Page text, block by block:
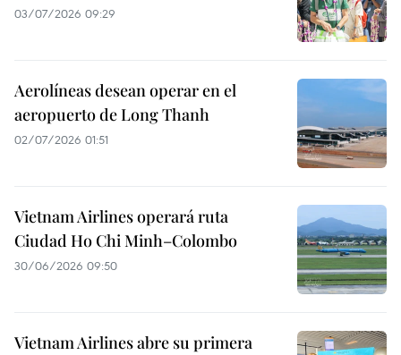
03/07/2026 09:29
Aerolíneas desean operar en el
aeropuerto de Long Thanh
02/07/2026 01:51
Vietnam Airlines operará ruta
Ciudad Ho Chi Minh–Colombo
30/06/2026 09:50
Vietnam Airlines abre su primera